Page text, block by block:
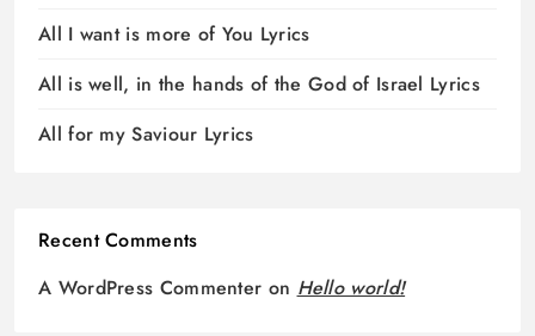
All I want is more of You Lyrics
All is well, in the hands of the God of Israel Lyrics
All for my Saviour Lyrics
Recent Comments
A WordPress Commenter on Hello world!